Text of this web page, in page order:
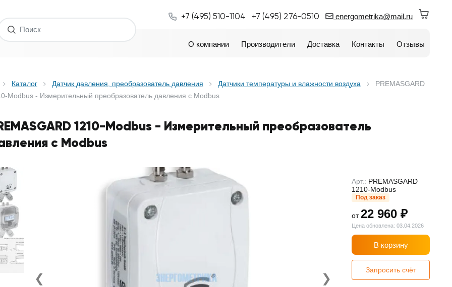
+7 (495) 510-1104 +7 (495) 276-0510 energometrika@mail.ru
О компании Производители Доставка Контакты Отзывы
Каталог Датчик давления, преобразователь давления Датчики температуры и влажности воздуха
PREMASGARD
Modbus - Измерительный преобразователь давления с Modbus
1210-Modbus - Измерительный преобразователь
с Modbus
❮ ❯
Арт.: PREMASGARD
1210-Modbus
Под заказ
от22 960 ₽
Цена обновлена: 03.04.2026
В корзину
Запросить счёт